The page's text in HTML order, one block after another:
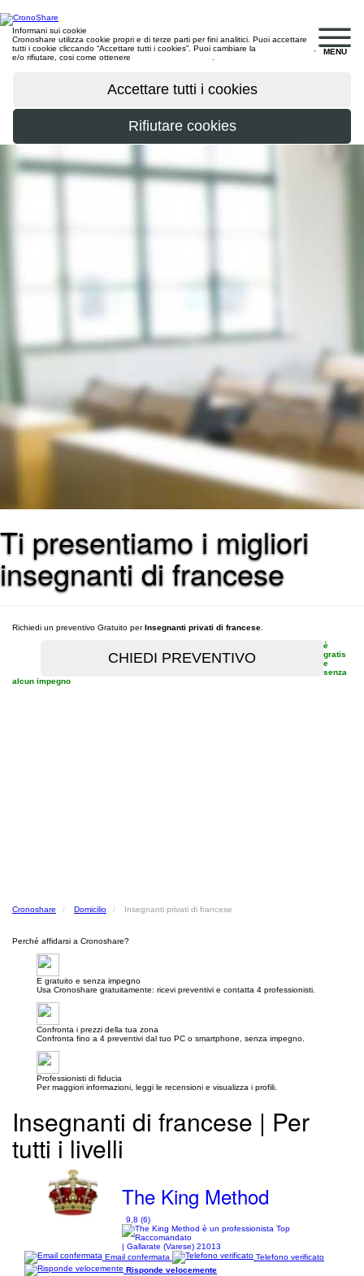
MENU
Informani sui cookie
Cronoshare utilizza cookie propri e di terze parti per fini analitici. Puoi accettare
tutti i cookie cliccando “Accettare tutti i cookies”. Puoi cambiare la
e/o rifiutare, cosi come ottenere
Ti presentiamo i migliori
insegnanti di francese
Richiedi un preventivo Gratuito perInsegnanti privati di francese
è
gratis
e
senza
alcun impegno
Cronoshare Domicilio Insegnanti privati di francese
Perché affidarsi a Cronoshare?
E gratuito e senza impegno
Usa Cronoshare gratuitamente: ricevi preventivi e contatta 4 professionisti.
Confronta i prezzi della tua zona
Confronta fino a 4 preventivi dal tuo PC o smartphone, senza impegno.
Professionisti di fiducia
Per maggiori informazioni, leggi le recensioni e visualizza i profili.
Insegnanti di francese | Per
tutti i livelli
The King Method
9,8 (6)
| Gallarate (Varese) 21013
Email confermata
Telefono verificato
Risponde velocemente